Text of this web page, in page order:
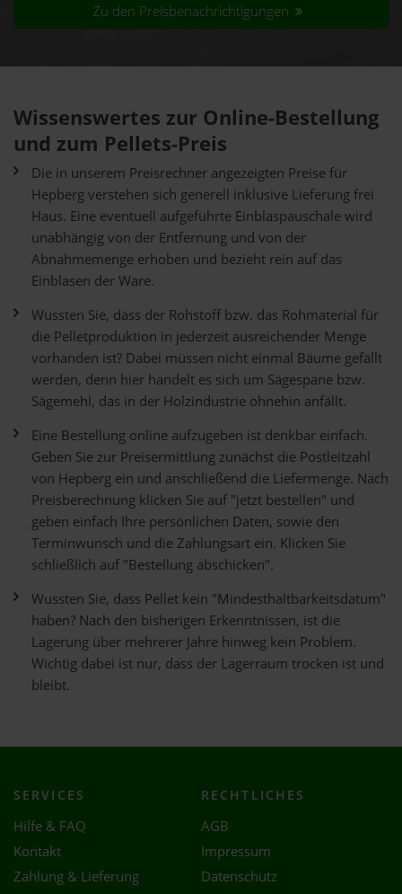
Zu den Preisbenachrichtigungen
Wissenswertes zur Online-Bestellung
und zum Pellets-Preis
Die in unserem Preisrechner angezeigten Preise für
Hepberg verstehen sich generell inklusive Lieferung frei
Haus. Eine eventuell aufgeführte Einblaspauschale wird
unabhängig von der Entfernung und von der
Abnahmemenge erhoben und bezieht rein auf das
Einblasen der Ware.
Wussten Sie, dass der Rohstoff bzw. das Rohmaterial für
die Pelletproduktion in jederzeit ausreichender Menge
vorhanden ist? Dabei müssen nicht einmal Bäume gefällt
werden, denn hier handelt es sich um Sägespäne bzw.
Sägemehl, das in der Holzindustrie ohnehin anfällt.
Eine Bestellung online aufzugeben ist denkbar einfach.
Geben Sie zur Preisermittlung zunächst die Postleitzahl
von Hepberg ein und anschließend die Liefermenge. Nach
Preisberechnung klicken Sie auf "jetzt bestellen" und
geben einfach Ihre persönlichen Daten, sowie den
Terminwunsch und die Zahlungsart ein. Klicken Sie
schließlich auf "Bestellung abschicken".
Wussten Sie, dass Pellet kein "Mindesthaltbarkeitsdatum"
haben? Nach den bisherigen Erkenntnissen, ist die
Lagerung über mehrerer Jahre hinweg kein Problem.
Wichtig dabei ist nur, dass der Lagerraum trocken ist und
bleibt.
SERVICES
Hilfe & FAQ
Kontakt
Zahlung & Lieferung
RECHTLICHES
AGB
Impressum
Datenschutz